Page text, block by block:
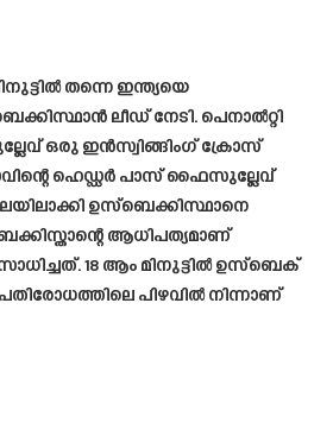
തന്നെ ഇന്ത്യയെ
ലീഡ് നേടി. പെനാൽറ്റി
ഒരു ഇൻസ്വിങ്ങിംഗ് ക്രോസ്
ഹെഡ്ഡർ പാസ് ഫൈസുല്ലേവ്
ഉസ്‌ബെക്കിസ്ഥാനെ
ആധിപത്യമാണ്
18 ആം മിനുട്ടിൽ ഉസ്ബെക്
പിഴവിൽ നിന്നാണ്